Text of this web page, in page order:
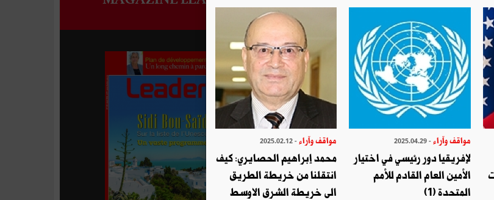
مواقف وآراء - 2025.04.29
لإفريقيا دور رئيسي في اختيار
الأمين العام القادم للأمم
المتحدة (1)
مواقف وآراء- 2025.02.12
محمد إبراهيم الحصايري: كيف
انتقلنا من خريطة الطريق
الى خريطة الشرق الاوسط